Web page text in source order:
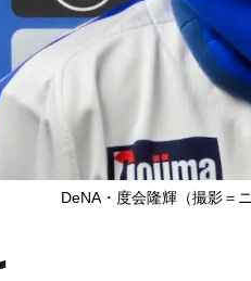
DeNA・度会隆輝（撮影＝